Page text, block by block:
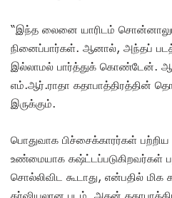
“இந்த லைனை யாரிடம்
நினைப்பார்கள். ஆனால், அந்தப்
இல்லாமல் பார்த்துக் கொண்டேன்.
எம்.ஆர்.ராதா கதாபாத்திரத்தின்
இருக்கும்.
பொதுவாக பிச்சைக்காரர்கள்
உண்மையாக கஷ்ட்டப்படுகிறவர்கள்
சொல்லிவிட கூடாது, என்பதில்
கர்ஷியலான படம், அதன்